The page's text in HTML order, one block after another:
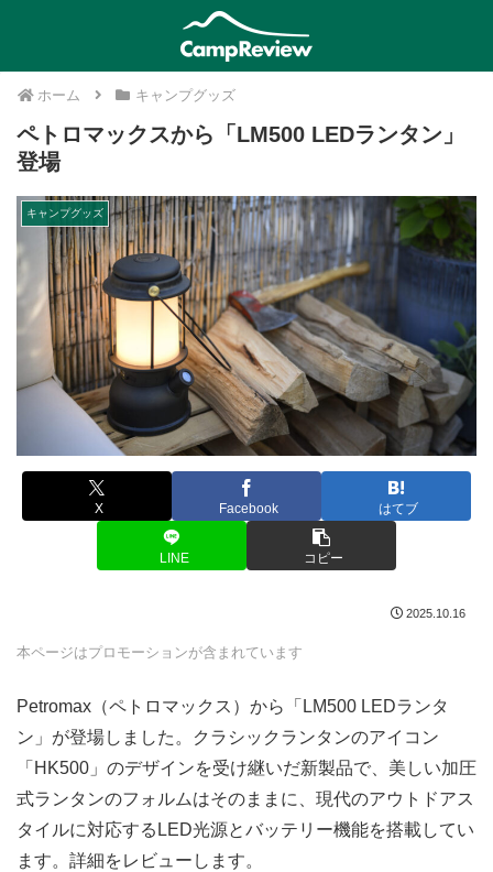
ホーム キャンプグッズ
ペトロマックスから「LM500 LEDランタン」
登場
キャンプグッズ
X Facebook はてブ
LINE コピー
2025.10.16
本ページはプロモーションが含まれています
Petromax（ペトロマックス）から「LM500 LEDランタ
ン」が登場しました。クラシックランタンのアイコン
「HK500」のデザインを受け継いだ新製品で、美しい加圧
式ランタンのフォルムはそのままに、現代のアウトドアス
タイルに対応するLED光源とバッテリー機能を搭載してい
ます。詳細をレビューします。